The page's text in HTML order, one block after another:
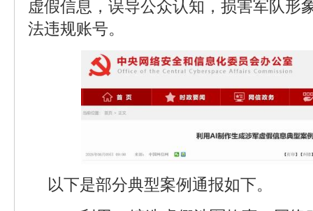
虚假信息，误导公众认知，损害军队形
法违规账号。
以下是部分典型案例通报如下。